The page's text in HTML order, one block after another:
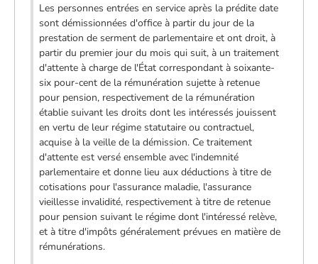
Les personnes entrées en service après la prédite date
sont démissionnées d'office à partir du jour de la
prestation de serment de parlementaire et ont droit, à
partir du premier jour du mois qui suit, à un traitement
d'attente à charge de l'État correspondant à soixante-
six pour-cent de la rémunération sujette à retenue
pour pension, respectivement de la rémunération
établie suivant les droits dont les intéressés jouissent
en vertu de leur régime statutaire ou contractuel,
acquise à la veille de la démission. Ce traitement
d'attente est versé ensemble avec l'indemnité
parlementaire et donne lieu aux déductions à titre de
cotisations pour l'assurance maladie, l'assurance
vieillesse invalidité, respectivement à titre de retenue
pour pension suivant le régime dont l'intéressé relève,
et à titre d'impôts généralement prévues en matière de
rémunérations.